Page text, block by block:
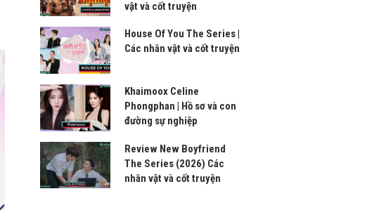
vật và cốt truyện
House Of You The Series |
Các nhân vật và cốt truyện
Khaimoox Celine
Phongphan | Hồ sơ và con
đường sự nghiệp
Review New Boyfriend
The Series (2026) Các
nhân vật và cốt truyện